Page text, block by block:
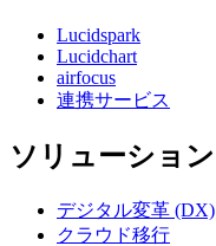
Lucidspark
Lucidchart
airfocus
連携サービス
ソリューション
デジタル変革 (DX)
クラウド移行